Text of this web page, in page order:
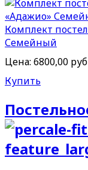
Комплект
Семейный
Цена: 6800,00 руб
Купить